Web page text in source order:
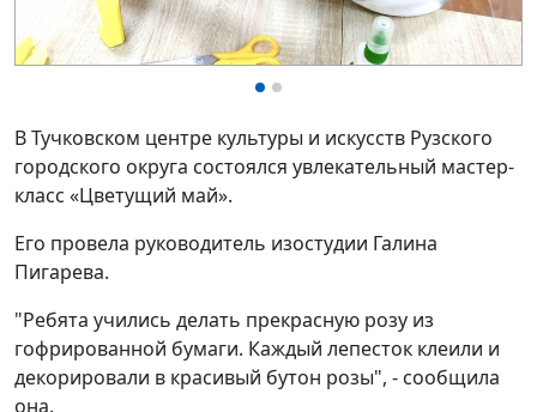
В Тучковском центре культуры и искусств Рузского
городского округа состоялся увлекательный мастер-
класс «Цветущий май».
Его провела руководитель изостудии Галина
Пигарева.
"Ребята учились делать прекрасную розу из
гофрированной бумаги. Каждый лепесток клеили и
декорировали в красивый бутон розы", - сообщила
она.